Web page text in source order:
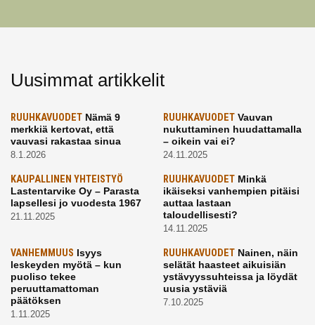
Uusimmat artikkelit
RUUHKAVUODET Nämä 9
merkkiä kertovat, että
vauvasi rakastaa sinua
8.1.2026
RUUHKAVUODETVauvan
nukuttaminen huudattamalla
– oikein vai ei?
24.11.2025
KAUPALLINEN YHTEISTYÖ
Lastentarvike Oy – Parasta
lapsellesi jo vuodesta 1967
21.11.2025
RUUHKAVUODETMinkä
ikäiseksi vanhempien pitäisi
auttaa lastaan
taloudellisesti?
14.11.2025
VANHEMMUUS Isyys
leskeyden myötä – kun
puoliso tekee
peruuttamattoman
päätöksen
1.11.2025
RUUHKAVUODETNainen, näin
selätät haasteet aikuisiän
ystävyyssuhteissa ja löydät
uusia ystäviä
7.10.2025